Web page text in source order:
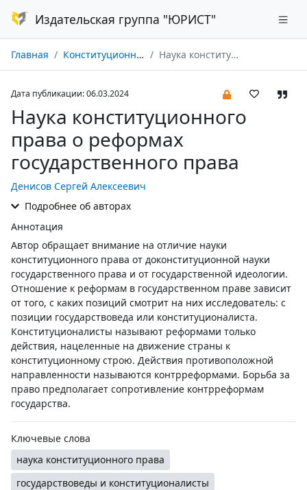
Издательская группа "ЮРИСТ"
Главная Конституционное и муниципальное право № 03/2024 Наука конституционного права о реформах государственного права
Дата публикации: 06.03.2024
Наука конституционного
права о реформах
государственного права
Денисов Сергей Алексеевич
Подробнее об авторах
Аннотация
Автор обращает внимание на отличие науки
конституционного права от доконституционной науки
государственного права и от государственной идеологии.
Отношение к реформам в государственном праве зависит
от того, с каких позиций смотрит на них исследователь: с
позиции государствоведа или конституционалиста.
Конституционалисты называют реформами только
действия, нацеленные на движение страны к
конституционному строю. Действия противоположной
направленности называются контрреформами. Борьба за
право предполагает сопротивление контрреформам
государства.
Ключевые слова
наука конституционного права
государствоведы и конституционалисты